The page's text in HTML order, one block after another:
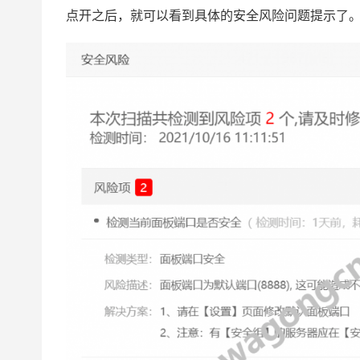
点开之后，就可以看到具体的安全风险问题提示了